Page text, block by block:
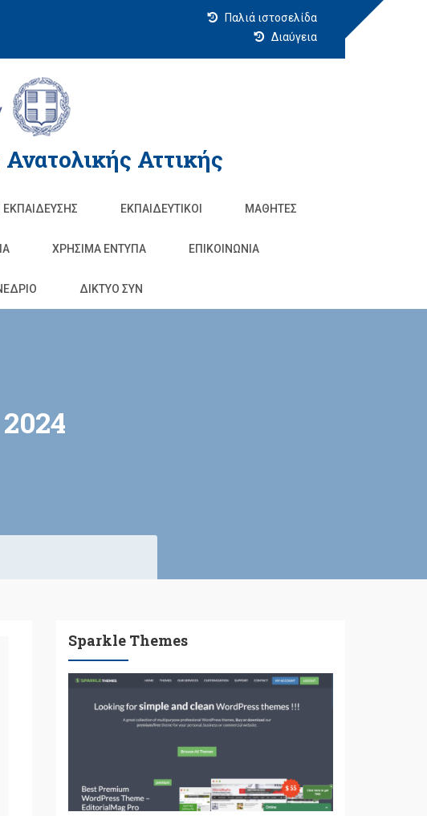
Παλιά ιστοσελίδα
Διαύγεια
Αττικής
ΕΚΠΑΙΔΕΥΤΙΚΟΊ ΜΑΘΗΤΈΣ
ΧΡΗΣΙΜΑ ΕΝΤΥΠΑ ΕΠΙΚΟΙΝΩΝΊΑ
ΔΙΚΤΥΟ ΣΥΝ
Sparkle Themes